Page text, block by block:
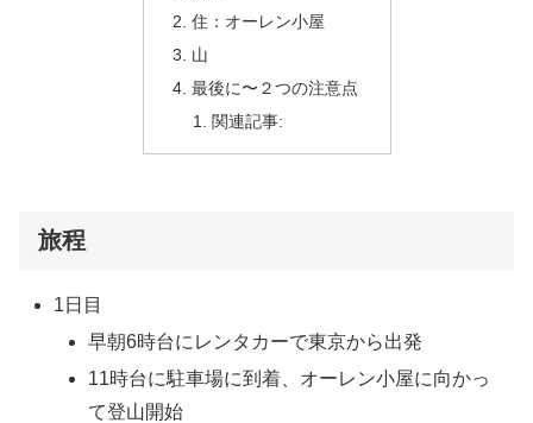
住：オーレン小屋
山
最後に〜２つの注意点
関連記事:
旅程
1日目
早朝6時台にレンタカーで東京から出発
11時台に駐車場に到着、オーレン小屋に向かっ
て登山開始